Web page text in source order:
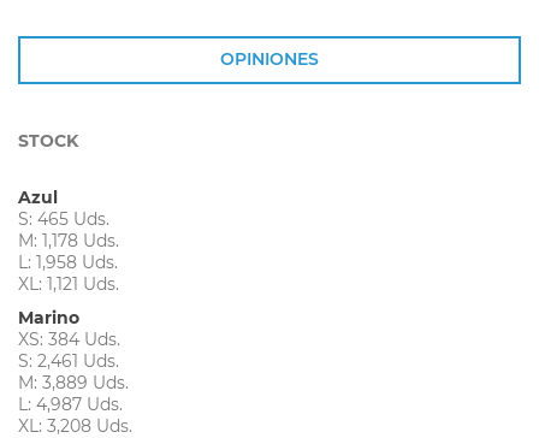
OPINIONES
STOCK
Azul
S: 465 Uds.
M: 1,178 Uds.
L: 1,958 Uds.
XL: 1,121 Uds.
Marino
XS: 384 Uds.
S: 2,461 Uds.
M: 3,889 Uds.
L: 4,987 Uds.
XL: 3,208 Uds.